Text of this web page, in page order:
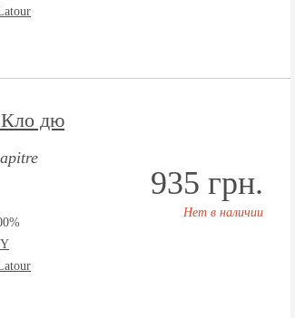
дю
935 грн.
Нет в наличии